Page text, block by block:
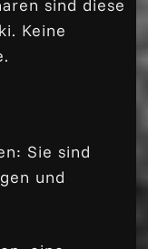
sind diese
Keine
Sie sind
und